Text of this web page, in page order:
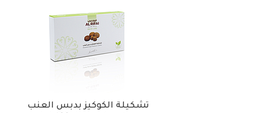
تشكيلة الكوكيز بدبس العنب